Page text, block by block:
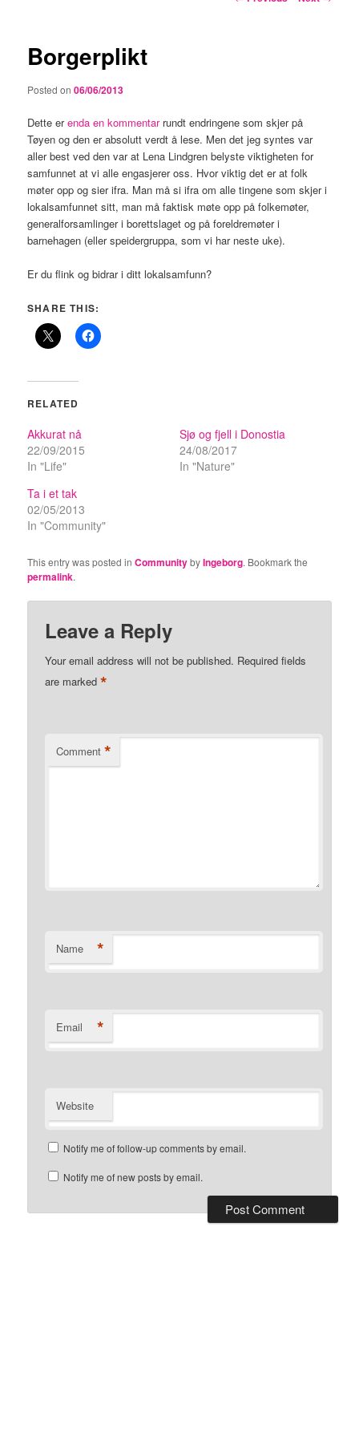
Borgerplikt
Posted on06/06/2013
Dette erenda en kommentarrundt endringene som skjer på
Tøyen og den er absolutt verdt å lese. Men det jeg syntes var
aller best ved den var at Lena Lindgren belyste viktigheten for
samfunnet at vi alle engasjerer oss. Hvor viktig det er at folk
møter opp og sier ifra. Man må si ifra om alle tingene som skjer i
lokalsamfunnet sitt, man må faktisk møte opp på folkemøter,
generalforsamlinger i borettslaget og på foreldremøter i
barnehagen (eller speidergruppa, som vi har neste uke).
Er du flink og bidrar i ditt lokalsamfunn?
SHARE THIS:
RELATED
Akkurat nå
22/09/2015
In "Life"
Sjø og fjell i Donostia
24/08/2017
In "Nature"
Ta i et tak
02/05/2013
In "Community"
This entry was posted inCommunitybyIngeborg. Bookmark the
permalink.
Leave a Reply
Your email address will not be published. Required fields
are marked*
Comment *
Name *
Email *
Website
Notify me of follow-up comments by email.
Notify me of new posts by email.